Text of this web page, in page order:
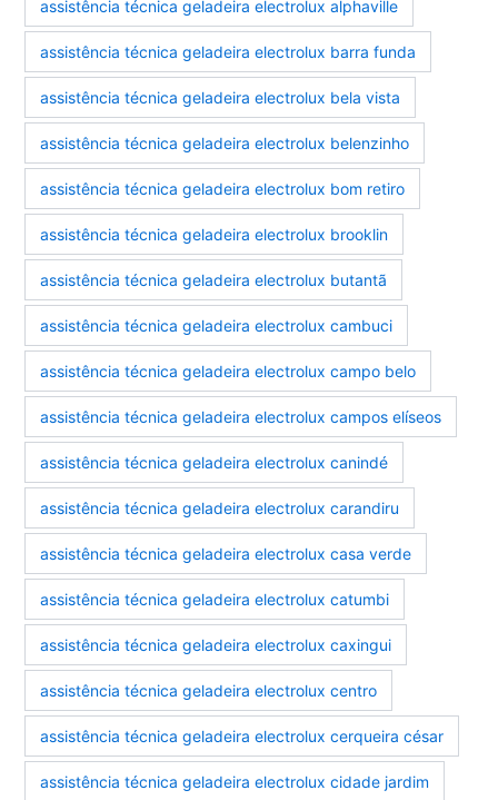
assistência técnica geladeira electrolux alphaville
assistência técnica geladeira electrolux barra funda
assistência técnica geladeira electrolux bela vista
assistência técnica geladeira electrolux belenzinho
assistência técnica geladeira electrolux bom retiro
assistência técnica geladeira electrolux brooklin
assistência técnica geladeira electrolux butantã
assistência técnica geladeira electrolux cambuci
assistência técnica geladeira electrolux campo belo
assistência técnica geladeira electrolux campos elíseos
assistência técnica geladeira electrolux canindé
assistência técnica geladeira electrolux carandiru
assistência técnica geladeira electrolux casa verde
assistência técnica geladeira electrolux catumbi
assistência técnica geladeira electrolux caxingui
assistência técnica geladeira electrolux centro
assistência técnica geladeira electrolux cerqueira césar
assistência técnica geladeira electrolux cidade jardim